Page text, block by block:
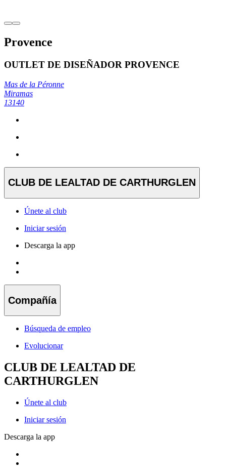
Provence
OUTLET DE DISEÑADOR PROVENCE
Mas de la Péronne
Miramas
13140
CLUB DE LEALTAD DE CARTHURGLEN
Únete al club
Iniciar sesión
Descarga la app
Compañía
Búsqueda de empleo
Evolucionar
CLUB DE LEALTAD DE
CARTHURGLEN
Únete al club
Iniciar sesión
Descarga la app